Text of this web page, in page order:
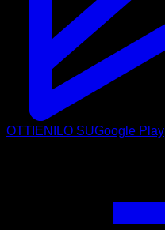
OTTIENILO SUGoogle Play